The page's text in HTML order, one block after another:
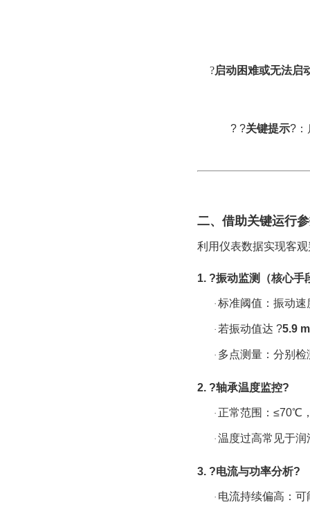
?启动困难或无法启
? ?关键提示?：
二、借助关键运行
利用仪表数据实现客
1. ?振动监测（核心手
· 标准阈值：振动速
· 若振动值达 ?5.9
· 多点测量：分别
2. ?轴承温度监控?
· 正常范围： ≤70℃
· 温度过高常见于
3. ?电流与功率分析?
· 电流持续偏高：